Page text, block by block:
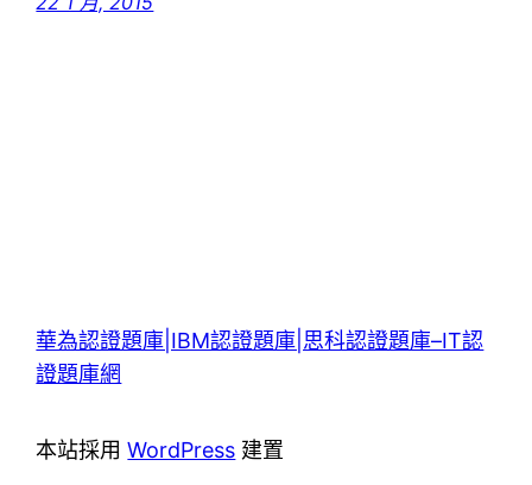
華為認證題庫|IBM認證題庫|思科認證題庫–IT認
證題庫網
本站採用WordPress 建置